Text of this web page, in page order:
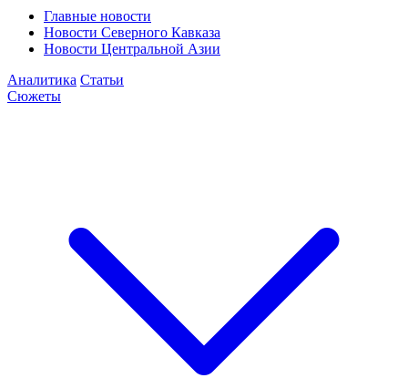
Главные новости
Новости Северного Кавказа
Новости Центральной Азии
Аналитика Статьи
Сюжеты